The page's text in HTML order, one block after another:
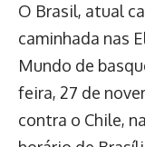
O Brasil, atual
caminhada nas
Mundo de
feira, 27 de
contra o Chile,